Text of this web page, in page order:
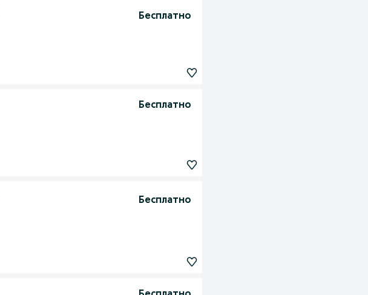
Бесплатно
Бесплатно
Бесплатно